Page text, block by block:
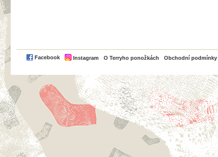
Facebook Instagram O Terryho ponožkách Obchodní podmínky
PayPal